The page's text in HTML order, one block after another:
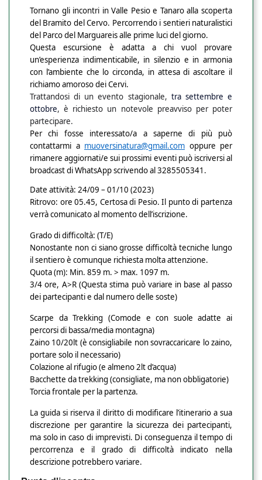
Tornano gli incontri in Valle Pesio e Tanaro alla scoperta
del Bramito del Cervo. Percorrendo i sentieri naturalistici
del Parco del Marguareis alle prime luci del giorno.
Questa escursione è adatta a chi vuol provare
un’esperienza indimenticabile, in silenzio e in armonia
con l’ambiente che lo circonda, in attesa di ascoltare il
richiamo amoroso dei Cervi.
Trattandosi di un evento stagionale, tra settembre e
ottobre,è richiesto un notevole preavviso per poter
partecipare.
Per chi fosse interessato/a a saperne di più può
contattarmi a muoversinatura@gmail.com oppure per
rimanere aggiornati/e sui prossimi eventi può iscriversi al
broadcast di WhatsApp scrivendo al 3285505341.
Date attività: 24/09 – 01/10 (2023)
Ritrovo: ore 05.45, Certosa di Pesio. Il punto di partenza
verrà comunicato al momento dell’iscrizione.
Grado di difficoltà: (T/E)
Nonostante non ci siano grosse difficoltà tecniche lungo
il sentiero è comunque richiesta molta attenzione.
Quota (m): Min. 859 m. > max. 1097 m.
3/4 ore, A>R (Questa stima può variare in base al passo
dei partecipanti e dal numero delle soste)
Scarpe da Trekking (Comode e con suole adatte ai
percorsi di bassa/media montagna)
Zaino 10/20lt (è consigliabile non sovraccaricare lo zaino,
portare solo il necessario)
Colazione al rifugio (e almeno 2lt d’acqua)
Bacchette da trekking (consigliate, ma non obbligatorie)
Torcia frontale per la partenza.
La guida si riserva il diritto di modificare l’itinerario a sua
discrezione per garantire la sicurezza dei partecipanti,
ma solo in caso di imprevisti. Di conseguenza il tempo di
percorrenza e il grado di difficoltà indicato nella
descrizione potrebbero variare.